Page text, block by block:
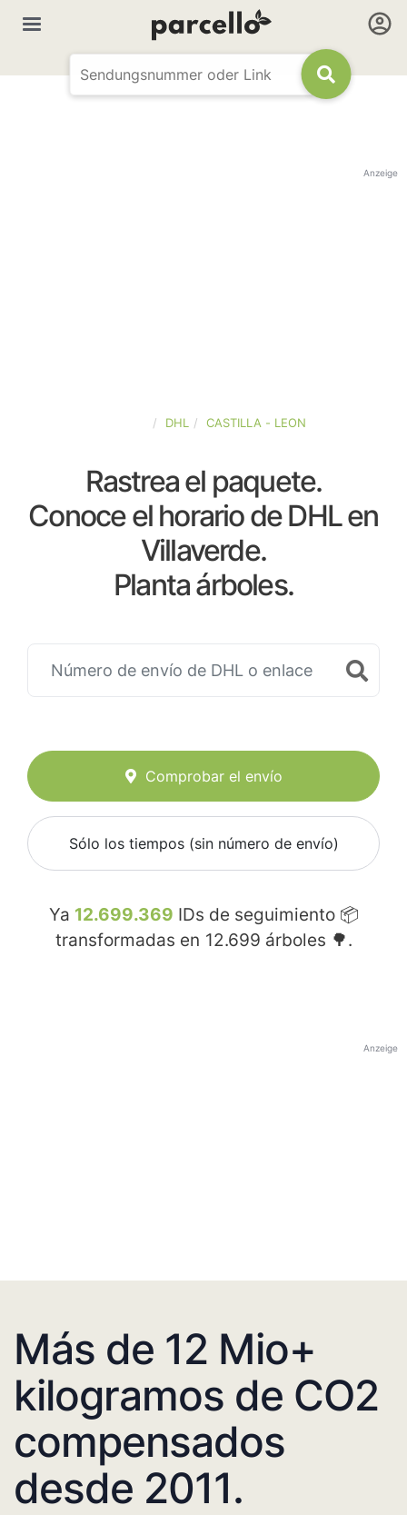
Anzeige
DHL CASTILLA - LEON
Rastrea el paquete.
Conoce el horario de DHL en
Villaverde.
Planta árboles.
Comprobar el envío
Sólo los tiempos (sin número de envío)
Ya 12.699.369 IDs de seguimiento 📦
transformadas en 12.699 árboles 🌳.
Anzeige
Más de 12 Mio+
kilogramos de CO2
compensados
desde 2011.